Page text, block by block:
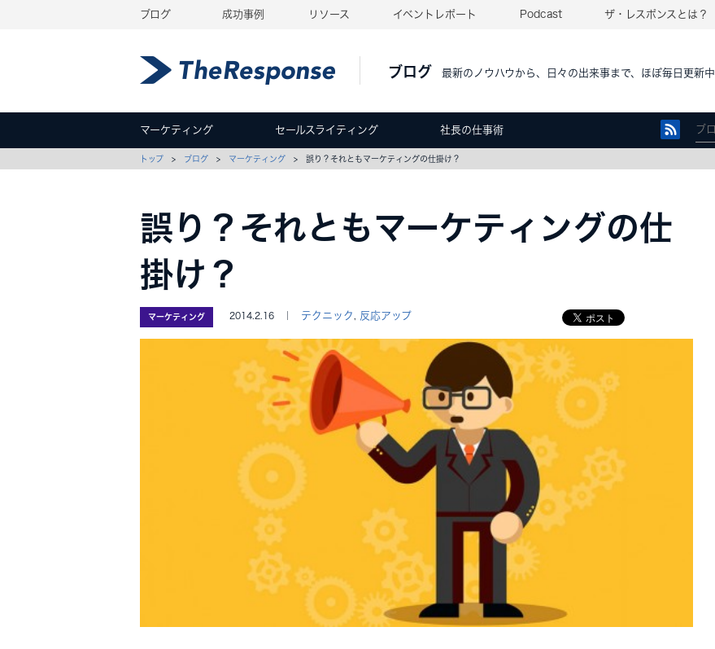
ブログ 成功事例 リソース イベントレポート Podcast ザ・レスポンスとは？
ブログ 最新のノウハウから、日々の出来事まで、ほぼ毎日更新中
マーケティング セールスライティング 社長の仕事術
トップ > ブログ > マーケティング > 誤り？それともマーケティングの仕掛け？
誤り？それともマーケティングの仕
掛け？
マーケティング 2014.2.16 ｜ テクニック 反応アップ